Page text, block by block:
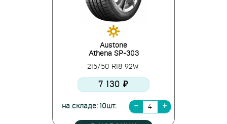
Austone
Athena SP-303
215/50 R18 92W
7 130 ₽
на складе: 10шт.